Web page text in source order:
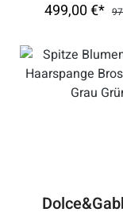
499,00 €*